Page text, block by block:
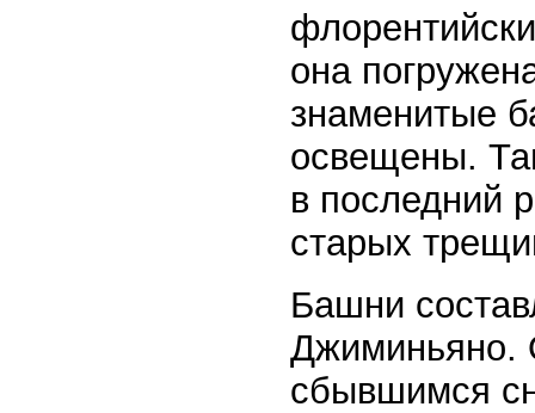
она
знаменитые
освещены.
в последний
старых
Башни
Джиминьяно.
сбывшимся